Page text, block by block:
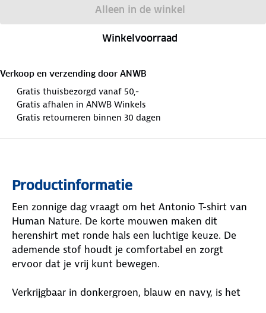
Alleen in de winkel
Winkelvoorraad
Verkoop en verzending door ANWB
Gratis thuisbezorgd vanaf 50,-
Gratis afhalen in ANWB Winkels
Gratis retourneren binnen 30 dagen
Productinformatie
Een zonnige dag vraagt om het Antonio T-shirt van
Human Nature. De korte mouwen maken dit
herenshirt met ronde hals een luchtige keuze. De
ademende stof houdt je comfortabel en zorgt
ervoor dat je vrij kunt bewegen.
Verkrijgbaar in donkergroen, blauw en navy, is het